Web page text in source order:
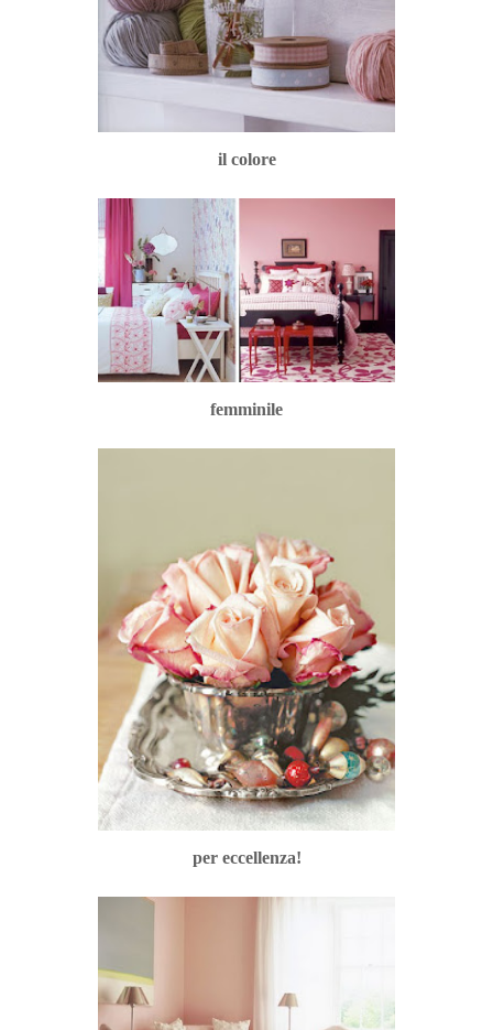
il colore
femminile
per eccellenza!